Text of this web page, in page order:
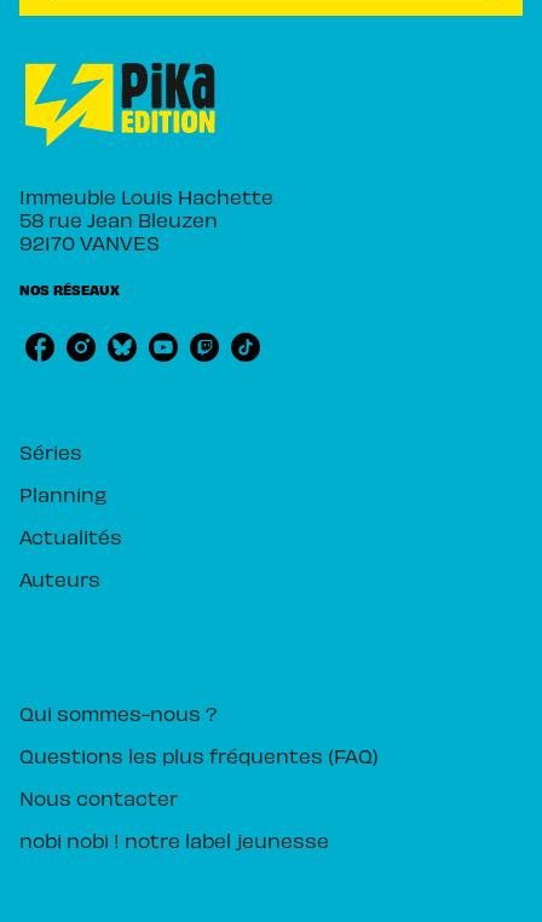
Immeuble Louis Hachette
58 rue Jean Bleuzen
92170 VANVES
NOS RÉSEAUX
Séries
Planning
Actualités
Auteurs
Qui sommes-nous ?
Questions les plus fréquentes (FAQ)
Nous contacter
nobi nobi ! notre label jeunesse